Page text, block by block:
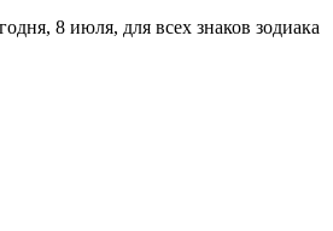
8 июля, для всех знаков зодиака